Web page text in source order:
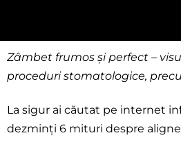
Zâmbet frumos și perfect –
proceduri stomatologice,
La sigur ai căutat pe internet
dezminți 6 mituri despre